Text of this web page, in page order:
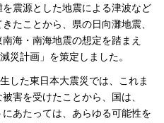
震源とした地震による津波など
たことから、県の日向灘地震、
海・南海地震の想定を踏まえ
災計画」を策定しました。
した東日本大震災では、これま
害を受けたことから、国は、
にあたっては、あらゆる可能性を